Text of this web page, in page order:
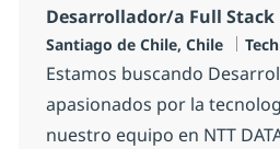
Desarrollador/a Full Stack
Localização
Santiago de Chile, Chile
Estamos buscando
apasionados por la
nuestro equipo en NTT